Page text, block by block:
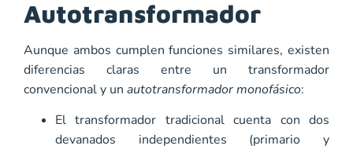
Autotransformador
Aunque ambos cumplen funciones similares, existen
diferencias claras entre un transformador
convencional y un autotransformador monofásico:
El transformador tradicional cuenta con dos
devanados independientes (primario y